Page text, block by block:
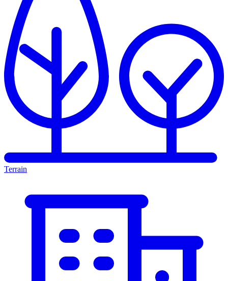
Terrain